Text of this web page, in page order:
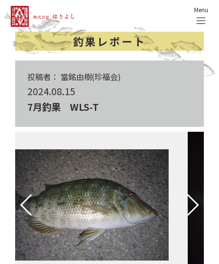
Menu
釣果レポート
投稿者： 當銘由樹(珍福会)
2024.08.15
7月釣果 WLS-T